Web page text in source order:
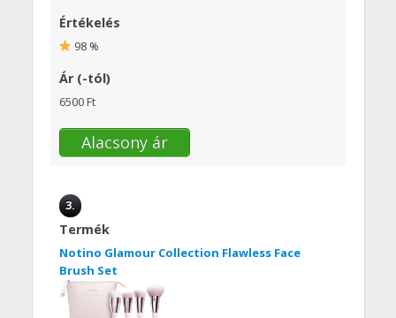
Értékelés
98 %
Ár (-tól)
6500 Ft
Alacsony ár
3.
Termék
Notino Glamour Collection Flawless Face
Brush Set